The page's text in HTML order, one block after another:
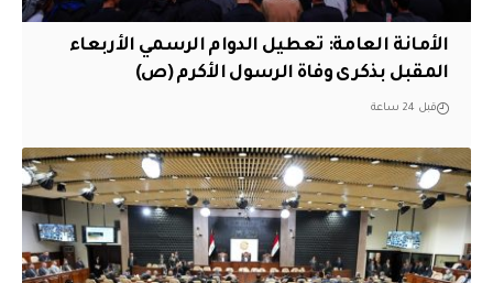
الأمانة العامة: تعطيل الدوام الرسمي الأربعاء
المقبل بذكرى وفاة الرسول الأكرم (ص)
قبل 24 ساعة